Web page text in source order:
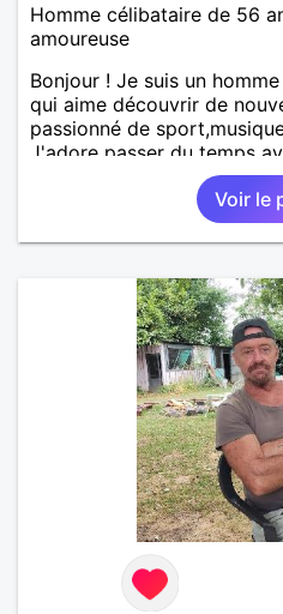
Homme célibataire de 56
amoureuse
Bonjour ! Je suis un
qui aime découvrir de
passionné de
J'adore passer du temps
partager des moments
Voir le